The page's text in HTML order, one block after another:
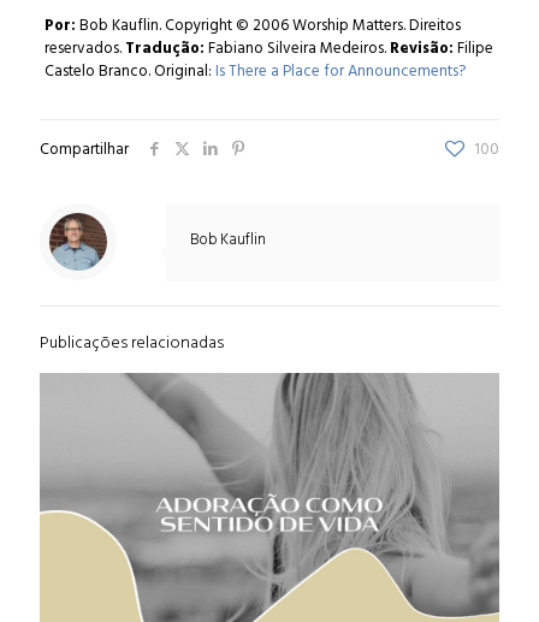
Por:Bob Kauflin. Copyright © 2006 Worship Matters. Direitos
reservados.Tradução:Fabiano Silveira Medeiros.Revisão:Filipe
Castelo Branco.Original: Is There a Place for Announcements?
Compartilhar 100
Bob Kauflin
Publicações relacionadas